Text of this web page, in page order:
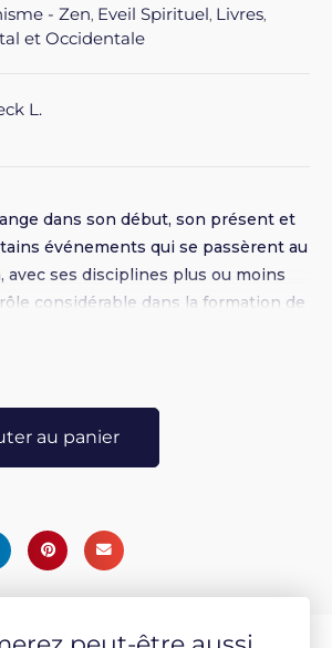
- Zen, Eveil Spirituel, Livres,
et Occidentale
L.
dans son début, son présent et
événements qui se passèrent au
avec ses disciplines plus ou moins
considérable dans la formation de
au panier